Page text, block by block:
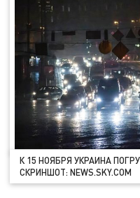
К 15 НОЯБРЯ УКРАИНА
СКРИНШОТ: NEWS.SKY.COM